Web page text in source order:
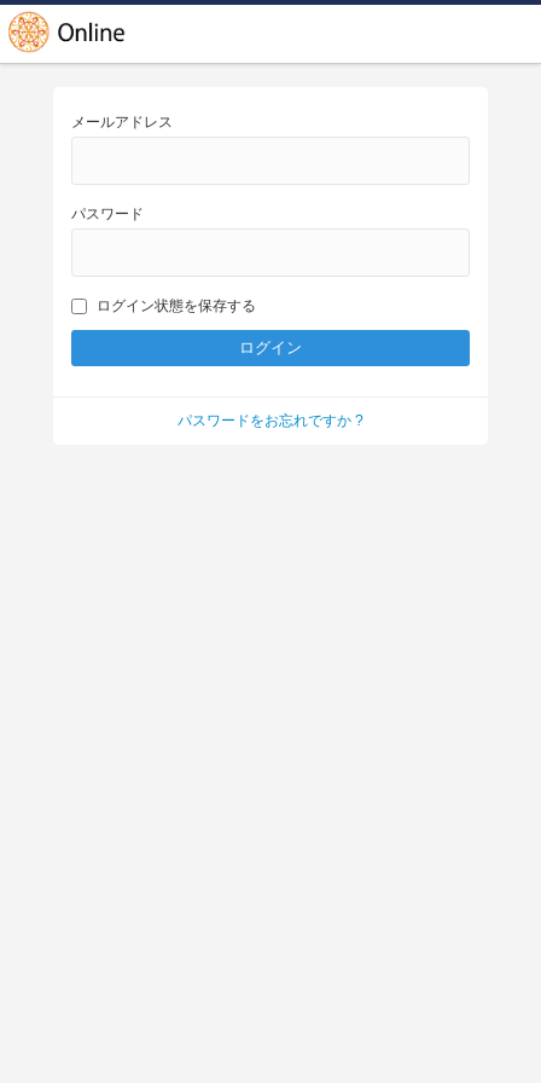
メールアドレス
パスワード
ログイン状態を保存する
パスワードをお忘れですか ?